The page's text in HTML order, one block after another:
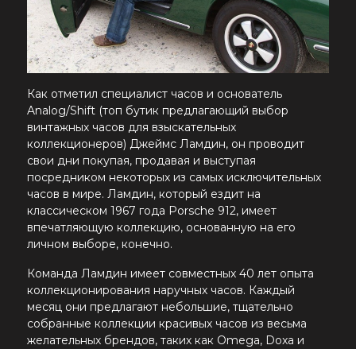
Как отметил специалист часов и основатель
Analog/Shift (топ бутик предлагающий выбор
винтажных часов для взыскательных
коллекционеров) Джеймс Ламдин, он проводит
свои дни покупая, продавая и выступая
посредником некоторых из самых исключительных
часов в мире. Ламдин, который ездит на
классическом 1967 года Porsche 912, имеет
впечатляющую коллекцию, основанную на его
личном выборе, конечно.
Команда Ламдин имеет совместных 40 лет опыта
коллекционирования наручных часов. Каждый
месяц они предлагают небольшие, тщательно
собранные коллекции красивых часов из весьма
желательных брендов, таких как Omega, Doxa и